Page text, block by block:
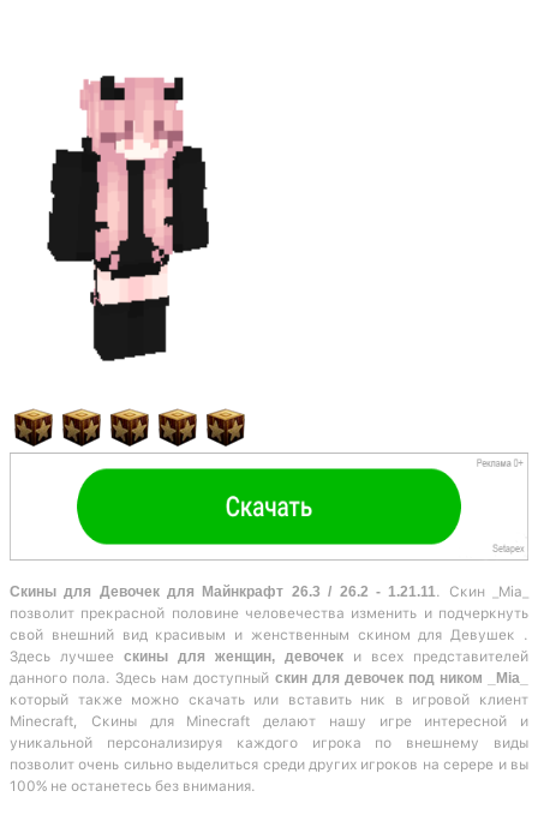
Скины для Девочек для Майнкрафт 26.3 / 26.2 - 1.21.11 . Скин _Mia_
позволит прекрасной половине человечества изменить и подчеркнуть
свой внешний вид красивым и женственным скином для Девушек .
Здесь лучшее скины для женщин, девочек и всех представителей
данного пола. Здесь нам доступный скин для девочек под ником _Mia_
который также можно скачать или вставить ник в игровой клиент
Minecraft, Скины для Minecraft делают нашу игре интересной и
уникальной персонализируя каждого игрока по внешнему виды
позволит очень сильно выделиться среди других игроков на серере и вы
100% не останетесь без внимания.